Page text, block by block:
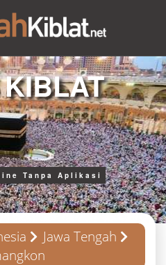
Tanpa Aplikasi
Jawa Tengah